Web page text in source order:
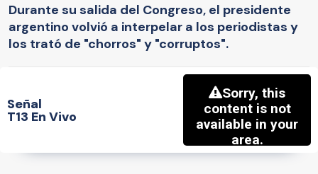
Durante su salida del Congreso, el presidente
argentino volvió a interpelar a los periodistas y
los trató de "chorros" y "corruptos".
Señal
T13 En Vivo